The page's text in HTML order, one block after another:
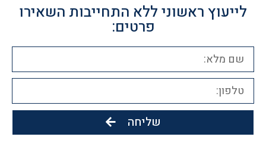
לייעוץ ראשוני ללא התחייבות השאירו
פרטים:
שליחה